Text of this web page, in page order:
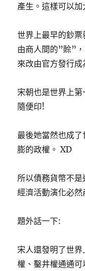
產生。這樣可以加
世界上最早的鈔
由商人間的”賒”
來改由官方發行成
宋朝也是世界上
隨便印!
最後她當然也成
膨的政權。 XD
所以債務貨幣不
經濟活動演化必然
題外話一下:
宋人還發明了世
權、鑿井權通通